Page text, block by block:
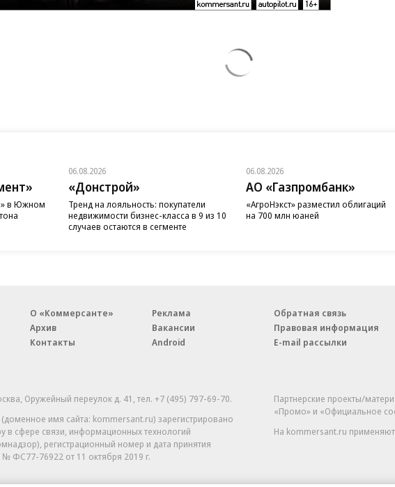
в Южном
06.08.2026
«Донстрой»
Тренд на лояльность: покупатели
недвижимости бизнес-класса в 9 из 10
случаев остаются в сегменте
06.08.2026
АО «Газпромбанк»
«АгроНэкст» разместил облигаций
на 700 млн юаней
О «Коммерсанте»
Архив
Контакты
Реклама
Вакансии
Android
Обратная связь
Правовая информация
E-mail рассылки
Оружейный переулок д. 41,тел. +7 (495) 797-69-70.
имя сайта: kommersant.ru) зарегистрировано
в сфере связи, информационных технологий
регистрационный номер и дата принятия
№ ФС77-76922 от 11 октября 2019 г.
Партнерские проекты/
«Промо» и «Официальное
На kommersant.ru